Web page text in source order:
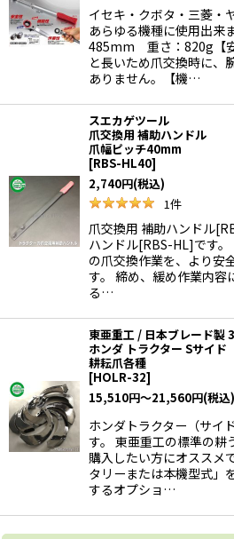
イセキ・クボタ・三菱・
あらゆる機種に使用出来
485mm 重さ：820g【
と長いため爪交換時に、
ありません。【機…
スエカゲツール
爪交換用 補助ハンドル
爪幅ピッチ40mm
[RBS-HL40]
2,740円(税込)
1件
爪交換用 補助ハンドル
ハンドル[RBS-HL]です
の爪交換作業を、より安
す。 締め、緩め作業内容
る…
東亜重工 / 日本ブレード製
ホンダ トラクター Sサイド
耕耘爪各種
[HOLR-32]
15,510円～21,560円(税込)
ホンダトラクター（サイ
す。 東亜重工の標準の耕
購入したい方にオススメ
タリーまたは本機型式」
するオプショ…